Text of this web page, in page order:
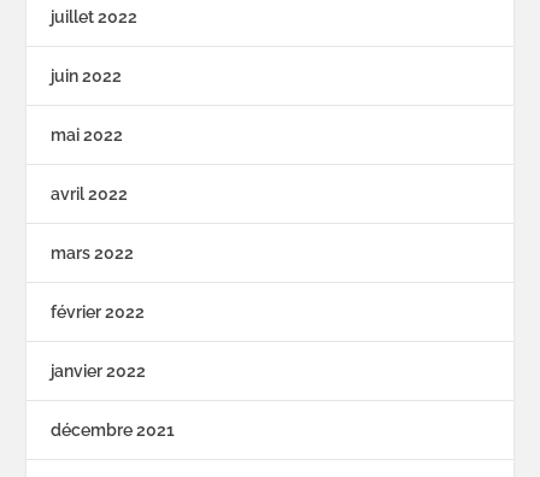
juillet 2022
juin 2022
mai 2022
avril 2022
mars 2022
février 2022
janvier 2022
décembre 2021